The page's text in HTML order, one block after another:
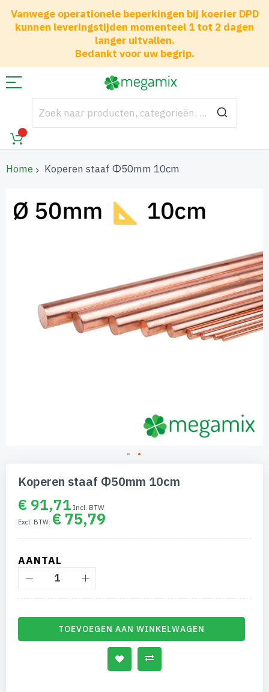
Vanwege operationele beperkingen bij koerier DPD
kunnen leveringstijden momenteel 1 tot 2 dagen
langer uitvallen.
Bedankt voor uw begrip.
Home Koperen staaf Φ50mm 10cm
naar
het
einde
naar
begin
Koperen staaf Φ50mm 10cm
€ 91,71
€ 75,79
AANTAL
TOEVOEGEN AAN WINKELWAGEN